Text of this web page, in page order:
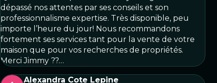
dépassé nos attentes par ses conseils et son
professionnalisme expertise. Très disponible, peu
importe l’heure du jour! Nous recommandons
fortement ses services tant pour la vente de votre
maison que pour vos recherches de propriétés.
Merci Jimmy ??…
Alexandra Cote Lepine